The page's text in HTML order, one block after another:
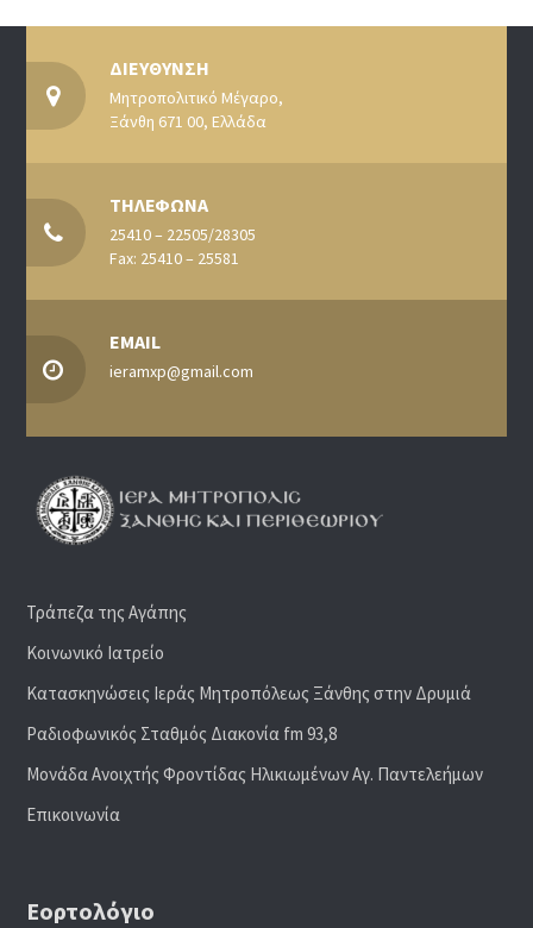
ΔΙΕΥΘΥΝΣΗ
Μητροπολιτικό Μέγαρο,
Ξάνθη 671 00, Ελλάδα
ΤΗΛΕΦΩΝΑ
25410 – 22505/28305
Fax: 25410 – 25581
EMAIL
ieramxp@gmail.com
Τράπεζα της Αγάπης
Κοινωνικό Ιατρείο
Κατασκηνώσεις Ιεράς Μητροπόλεως Ξάνθης στην Δρυμιά
Ραδιoφωνικός Σταθμός Διακονία fm 93,8
Μονάδα Ανοιχτής Φροντίδας Ηλικιωμένων Αγ. Παντελεήμων
Επικοινωνία
Εορτολόγιο